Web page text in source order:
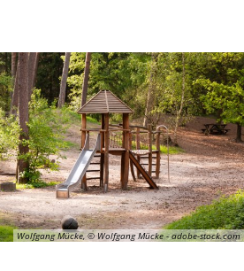
Wolfgang Mücke, © Wolfgang Mücke - adobe-stock.com